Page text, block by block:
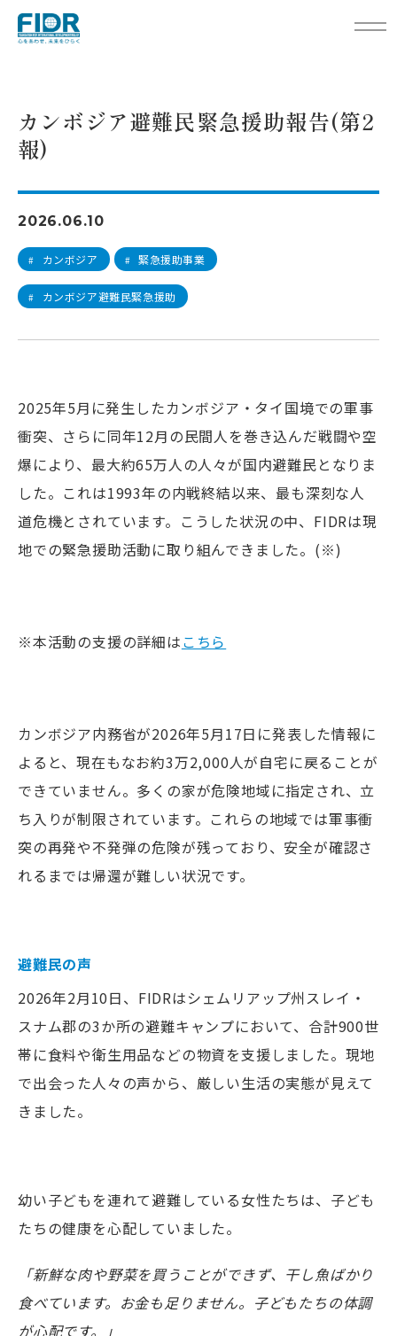
カンボジア避難民緊急援助報告(第2
報)
2026.06.10
# カンボジア # 緊急援助事業
# カンボジア避難民緊急援助
2025年5月に発生したカンボジア・タイ国境での軍事
衝突、さらに同年12月の民間人を巻き込んだ戦闘や空
爆により、最大約65万人の人々が国内避難民となりま
した。これは1993年の内戦終結以来、最も深刻な人
道危機とされています。こうした状況の中、FIDRは現
地での緊急援助活動に取り組んできました。(※)
※本活動の支援の詳細はこちら
カンボジア内務省が2026年5月17日に発表した情報に
よると、現在もなお約3万2,000人が自宅に戻ることが
できていません。多くの家が危険地域に指定され、立
ち入りが制限されています。これらの地域では軍事衝
突の再発や不発弾の危険が残っており、安全が確認さ
れるまでは帰還が難しい状況です。
避難民の声
2026年2月10日、FIDRはシェムリアップ州スレイ・
スナム郡の3か所の避難キャンプにおいて、合計900世
帯に食料や衛生用品などの物資を支援しました。現地
で出会った人々の声から、厳しい生活の実態が見えて
きました。
幼い子どもを連れて避難している女性たちは、子ども
たちの健康を心配していました。
「新鮮な肉や野菜を買うことができず、干し魚ばかり
食べています。お金も足りません。子どもたちの体調
が心配です。」